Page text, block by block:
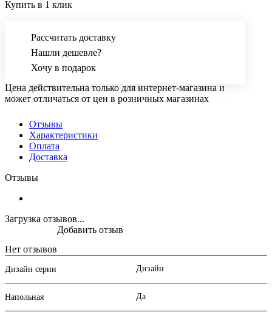
Купить в 1 клик
Рассчитать доставку
Нашли дешевле?
Хочу в подарок
Цена действительна только для интернет-магазина и
может отличаться от цен в розничных магазинах
Отзывы
Характеристики
Оплата
Доставка
Отзывы
Загрузка отзывов...
Нет отзывов
Добавить отзыв
Дизайн серии Дизайн
Напольная Да